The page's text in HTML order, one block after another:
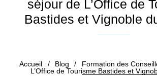
séjour de L’Office de
Bastides et Vignoble
Accueil / Blog /
Formation des
L’Office de Tourisme Bastides et